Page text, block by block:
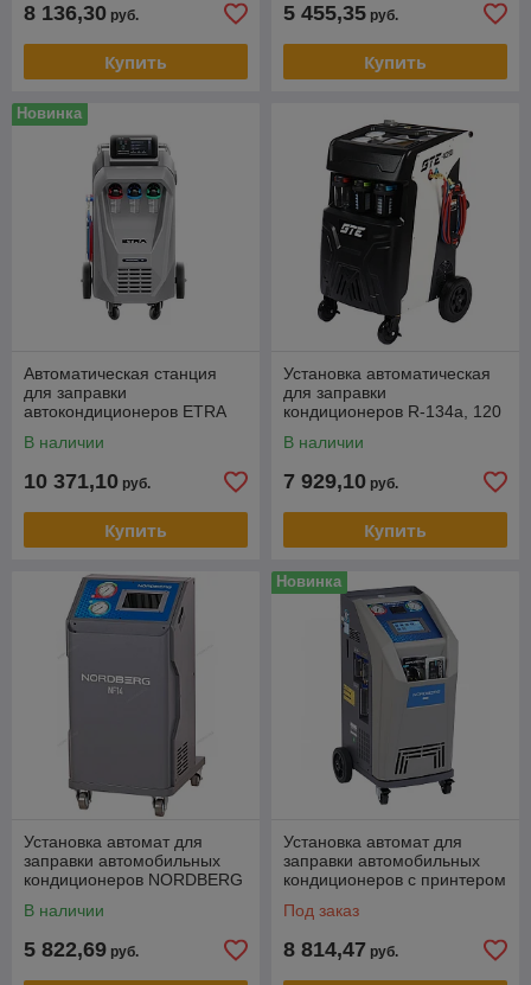
8 136,30 руб.
Купить
5 455,35 руб.
Купить
Новинка
Автоматическая станция
для заправки
автокондиционеров ETRA
В наличии
10 371,10 руб.
Купить
Установка автоматическая
для заправки
кондиционеров R-134a, 120
В наличии
7 929,10 руб.
Купить
Установка автомат для
заправки автомобильных
кондиционеров NORDBERG
В наличии
5 822,69 руб.
Новинка
Установка автомат для
заправки автомобильных
кондиционеров с принтером
Под заказ
8 814,47 руб.